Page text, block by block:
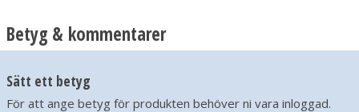
Betyg & kommentarer
Sätt ett betyg
För att ange betyg för produkten behöver ni vara inloggad.